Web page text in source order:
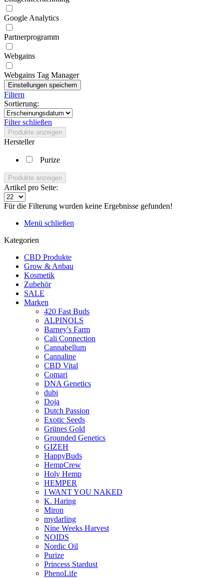
Google Analytics
Partnerprogramm
Webgains
Webgains Tag Manager
Filtern
Sortierung:
Filter schließen
Produkte anzeigen
Hersteller
Purize
Produkte anzeigen
Artikel pro Seite:
Für die Filterung wurden keine Ergebnisse gefunden!
Menü schließen
Kategorien
CBD Produkte
Grow & Anbau
Kosmetik
Zubehör
SALE
Marken
420 Fast Buds
ALPINOLS
Barney's Farm
Cali Connection
Cannabellum
Cannaline
CBD Vital
Comari
DNA Genetics
dubi
Doja
Dutch Passion
Exotic Seeds
Grünes Gold
Grounded Genetics
GIZEH
HappyBuds
HempCrew
Holy Hemp
HEMPER
I WANT YOU NAKED
K. Haring
Miron
mydarling
Nine Weeks Harvest
NOIDS
Nordic Oil
Purize
Princess Stardust
PhenoLife